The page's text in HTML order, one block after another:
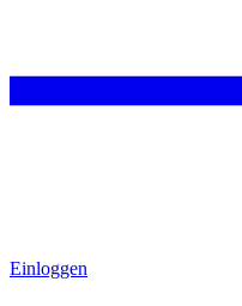
Einloggen